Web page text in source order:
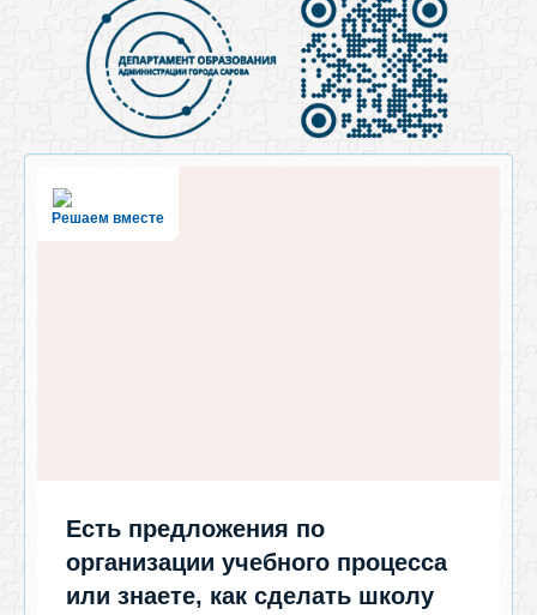
Решаем вместе
Есть предложения по
организации учебного процесса
или знаете, как сделать школу